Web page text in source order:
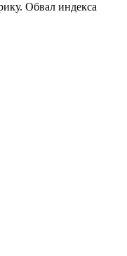
Обвал индекса